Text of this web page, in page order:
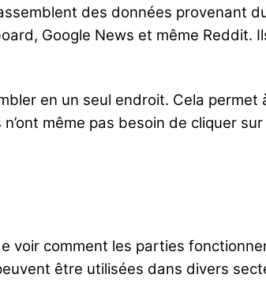
des données provenant
Google News et même Reddit.
en un seul endroit. Cela permet
même pas besoin de cliquer
voir comment les parties
être utilisées dans divers